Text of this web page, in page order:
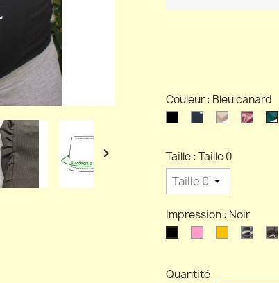

Couleur : Bleu canard
Bleu BeigeRose
Taille : Taille 0
Impression : Noir
Blanc
Quantité